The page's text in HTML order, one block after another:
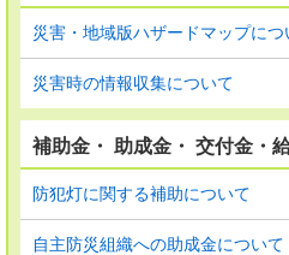
災害・地域版ハザードマップにつ
災害時の情報収集について
補助金・ 助成金・ 交付金・
防犯灯に関する補助について
自主防災組織への助成金について